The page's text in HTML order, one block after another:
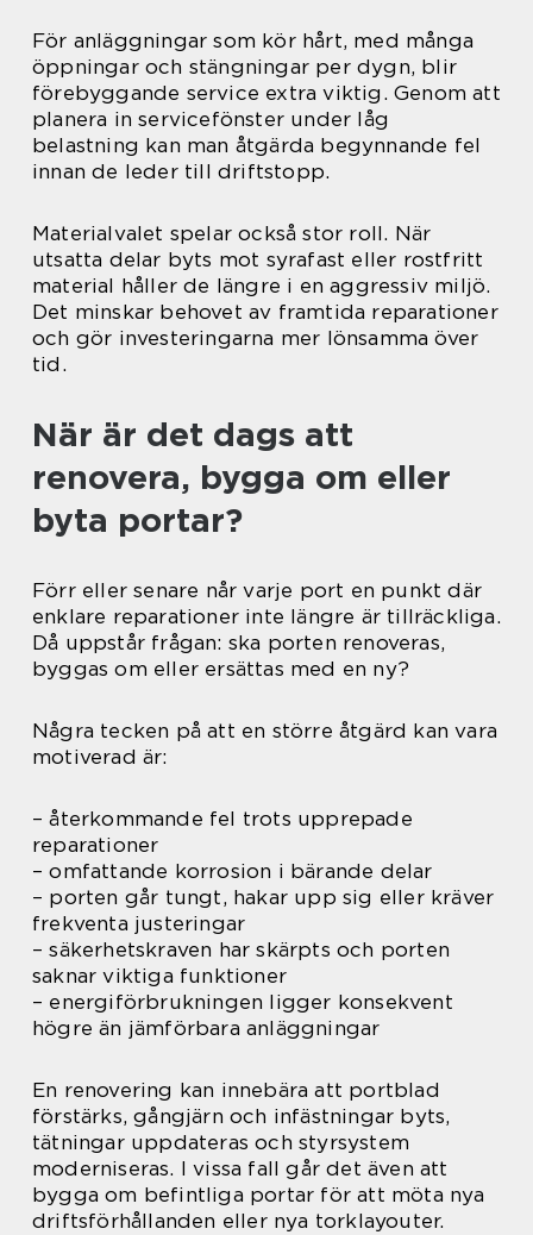
För anläggningar som kör hårt, med många
öppningar och stängningar per dygn, blir
förebyggande service extra viktig. Genom att
planera in servicefönster under låg
belastning kan man åtgärda begynnande fel
innan de leder till driftstopp.
Materialvalet spelar också stor roll. När
utsatta delar byts mot syrafast eller rostfritt
material håller de längre i en aggressiv miljö.
Det minskar behovet av framtida reparationer
och gör investeringarna mer lönsamma över
tid.
När är det dags att
renovera, bygga om eller
byta portar?
Förr eller senare når varje port en punkt där
enklare reparationer inte längre är tillräckliga.
Då uppstår frågan: ska porten renoveras,
byggas om eller ersättas med en ny?
Några tecken på att en större åtgärd kan vara
motiverad är:
– återkommande fel trots upprepade
reparationer
– omfattande korrosion i bärande delar
– porten går tungt, hakar upp sig eller kräver
frekventa justeringar
– säkerhetskraven har skärpts och porten
saknar viktiga funktioner
– energiförbrukningen ligger konsekvent
högre än jämförbara anläggningar
En renovering kan innebära att portblad
förstärks, gångjärn och infästningar byts,
tätningar uppdateras och styrsystem
moderniseras. I vissa fall går det även att
bygga om befintliga portar för att möta nya
driftsförhållanden eller nya torklayouter.